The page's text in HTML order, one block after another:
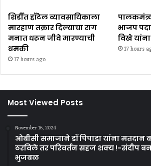
शिर्डीत हॉटेल व्यावसायिकाला
मारहाण तक्रार दिल्याचा राग
मनात धरून जीवे मारण्याची
धमकी
17 hours ago
भाजप
विखे
17 hours
Most Viewed Posts
November 16, 2024
ओबीसी समाजाने डॉ पिपाडा यांना मतदान
ठरविले तर परिवर्तन सहज शक्य !-संदीप
भुजबळ